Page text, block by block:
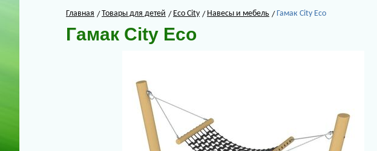
Главная Товары для детей Eco City Навесы и мебель Гамак City Eco
Гамак City Eco